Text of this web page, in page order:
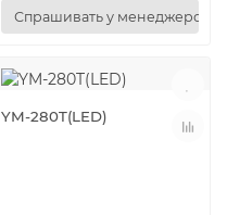
Спрашивать у менеджеров
YM-280T(LED)